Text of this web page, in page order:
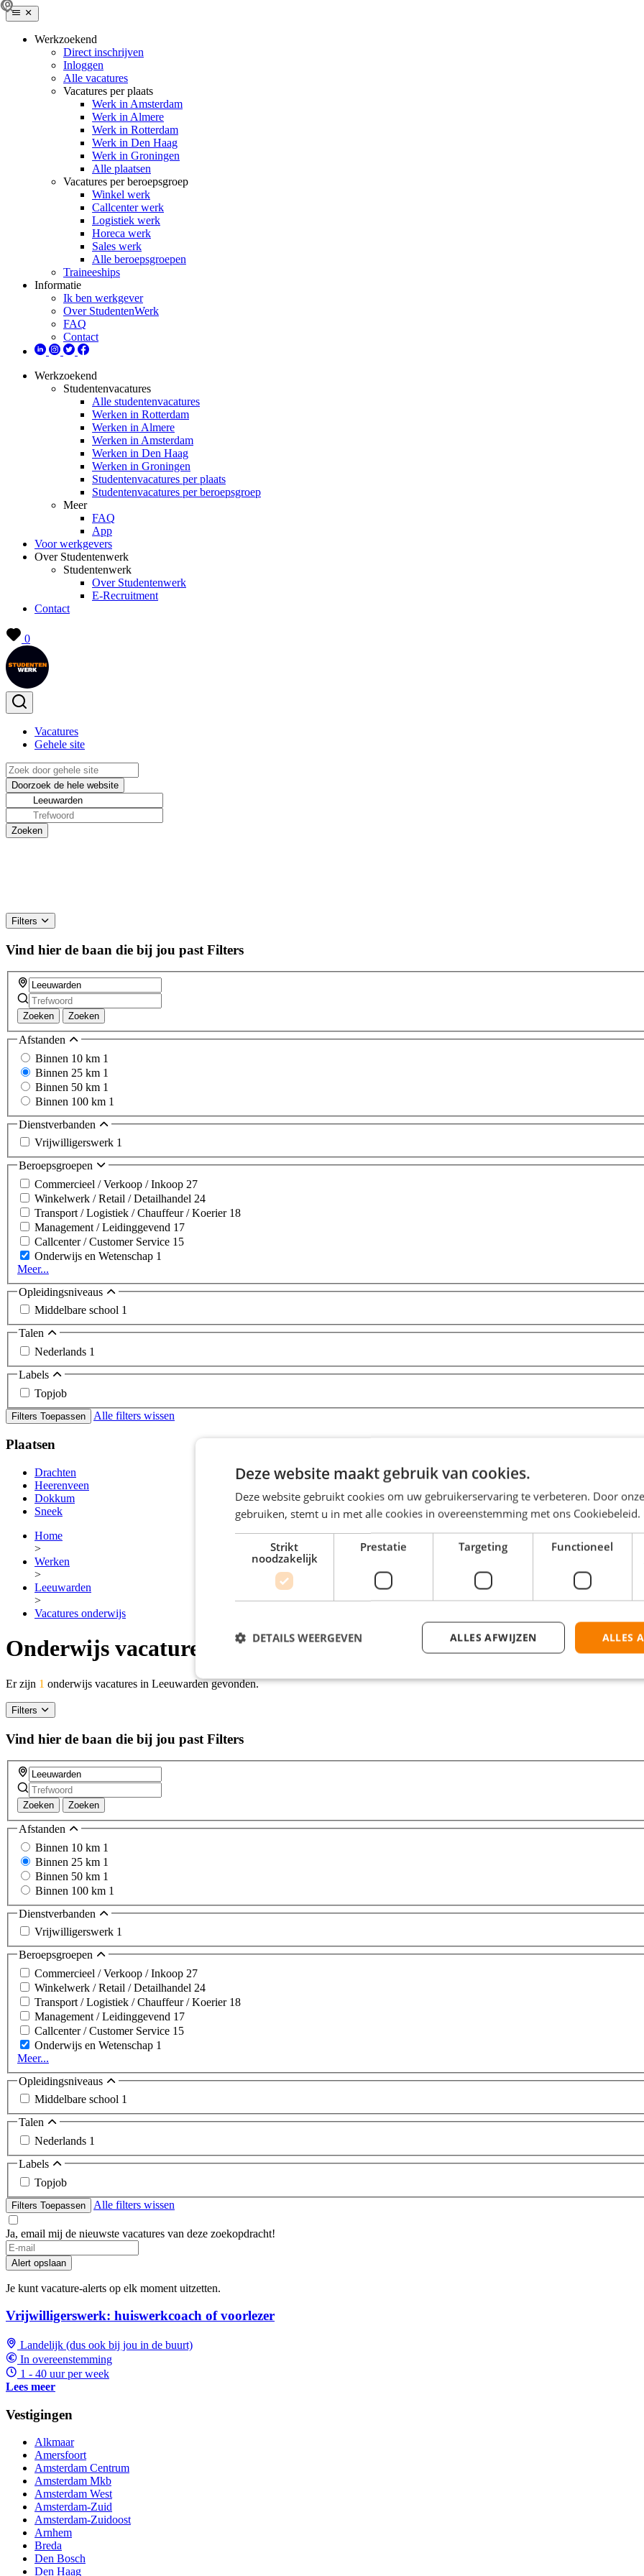
Werkzoekend
Direct inschrijven
Inloggen
Alle vacatures
Vacatures per plaats
Werk in Amsterdam
Werk in Almere
Werk in Rotterdam
Werk in Den Haag
Werk in Groningen
Alle plaatsen
Vacatures per beroepsgroep
Winkel werk
Callcenter werk
Logistiek werk
Horeca werk
Sales werk
Alle beroepsgroepen
Traineeships
Informatie
Ik ben werkgever
Over StudentenWerk
FAQ
Contact
Werkzoekend
Studentenvacatures
Alle studentenvacatures
Werken in Rotterdam
Werken in Almere
Werken in Amsterdam
Werken in Den Haag
Werken in Groningen
Studentenvacatures per plaats
Studentenvacatures per beroepsgroep
Meer
FAQ
App
Voor werkgevers
Over Studentenwerk
Studentenwerk
Over Studentenwerk
E-Recruitment
Contact
0
Vacatures
Gehele site
Filters
Vind hier de baan die bij jou past Filters
Zoeken Zoeken
Afstanden
Binnen 10 km 1
Binnen 25 km 1
Binnen 50 km 1
Binnen 100 km 1
Dienstverbanden
Vrijwilligerswerk 1
Beroepsgroepen
Commercieel / Verkoop / Inkoop 27
Winkelwerk / Retail / Detailhandel 24
Transport / Logistiek / Chauffeur / Koerier 18
Management / Leidinggevend 17
Callcenter / Customer Service 15
Onderwijs en Wetenschap 1
Meer...
Opleidingsniveaus
Middelbare school 1
Talen
Nederlands 1
Labels
Topjob
Filters Toepassen Alle filters wissen
Plaatsen
Drachten
Heerenveen
Dokkum
Sneek
Home
>
Werken
>
Leeuwarden
>
Vacatures onderwijs
Onderwijs vacatures Leeuwarden
Er zijn 1 onderwijs vacatures in Leeuwarden gevonden.
Filters
Vind hier de baan die bij jou past Filters
Zoeken Zoeken
Afstanden
Binnen 10 km 1
Binnen 25 km 1
Binnen 50 km 1
Binnen 100 km 1
Dienstverbanden
Vrijwilligerswerk 1
Beroepsgroepen
Commercieel / Verkoop / Inkoop 27
Winkelwerk / Retail / Detailhandel 24
Transport / Logistiek / Chauffeur / Koerier 18
Management / Leidinggevend 17
Callcenter / Customer Service 15
Onderwijs en Wetenschap 1
Meer...
Opleidingsniveaus
Middelbare school 1
Talen
Nederlands 1
Labels
Topjob
Filters Toepassen Alle filters wissen
Ja, email mij de nieuwste vacatures van deze zoekopdracht!
Alert opslaan
Je kunt vacature-alerts op elk moment uitzetten.
Vrijwilligerswerk: huiswerkcoach of voorlezer
Landelijk (dus ook bij jou in de buurt)
In overeenstemming
1 - 40 uur per week
Lees meer
Vestigingen
Alkmaar
Amersfoort
Amsterdam Centrum
Amsterdam Mkb
Amsterdam West
Amsterdam-Zuid
Amsterdam-Zuidoost
Arnhem
Breda
Den Bosch
Den Haag
Deze website maakt gebruik van cookies.
Deze website gebruikt cookies om uw gebruikerservaring te verbeteren. Door
gebruiken, stemt u in met alle cookies in overeenstemming met ons Cookiebeleid.
Strikt
noodzakelijk
Prestatie Targeting Functioneel
ALLES
ALLES AFWIJZEN
DETAILS WEERGEVEN